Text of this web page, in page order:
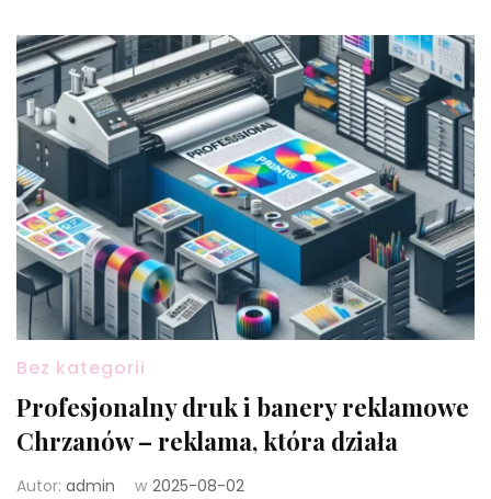
Bez kategorii
Profesjonalny druk i banery reklamowe
Chrzanów – reklama, która działa
Autor: admin w 2025-08-02